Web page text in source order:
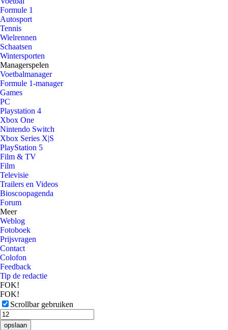
Formule 1
Autosport
Tennis
Wielrennen
Schaatsen
Wintersporten
Managerspelen
Voetbalmanager
Formule 1-manager
Games
PC
Playstation 4
Xbox One
Nintendo Switch
Xbox Series X|S
PlayStation 5
Film & TV
Film
Televisie
Trailers en Videos
Bioscoopagenda
Forum
Meer
Weblog
Fotoboek
Prijsvragen
Contact
Colofon
Feedback
Tip de redactie
FOK!
FOK!
Scrollbar gebruiken
opslaan